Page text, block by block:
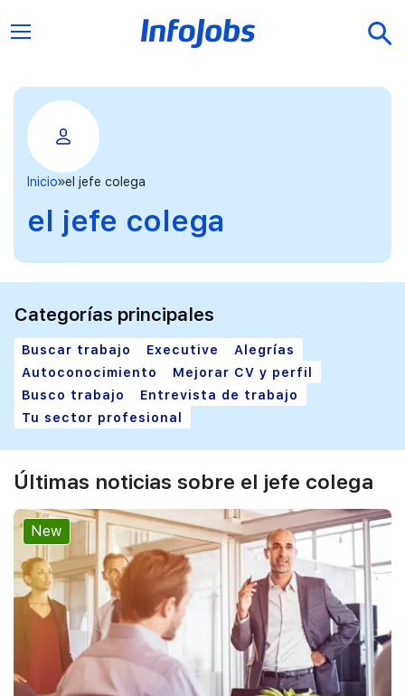
Inicio el jefe colega
el jefe colega
Categorías principales
Buscar trabajo Executive
Alegrías
Autoconocimiento
Mejorar CV y perfil
Busco trabajo
Entrevista de trabajo
Tu sector profesional
Últimas noticias sobre el jefe colega
New